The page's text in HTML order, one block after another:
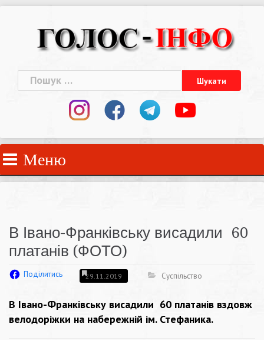
Пошук:
Меню
В Івано-Франківську висадили 60
платанів (ФОТО)
Поділитись 29.11.2019 Суспільство
В Івано-Франківську висадили 60 платанів вздовж
велодоріжки на набережній ім. Стефаника.